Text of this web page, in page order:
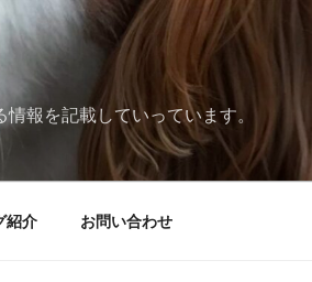
報を記載していっています。
紹介 お問い合わせ